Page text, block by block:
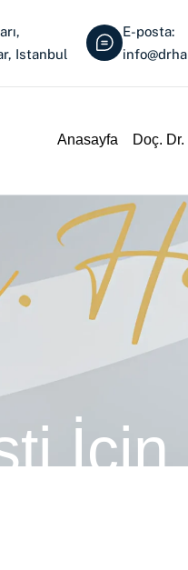
Istanbul
E-posta:
Anasayfa Doç.